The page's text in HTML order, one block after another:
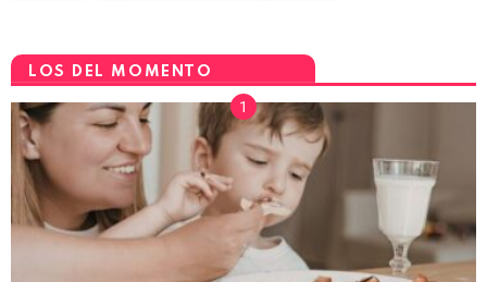
LOS DEL MOMENTO